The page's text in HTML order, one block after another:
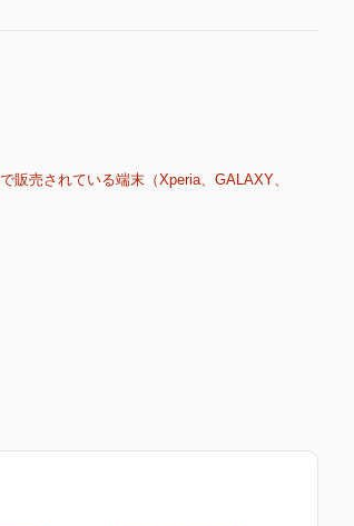
売されている端末（Xperia、GALAXY、